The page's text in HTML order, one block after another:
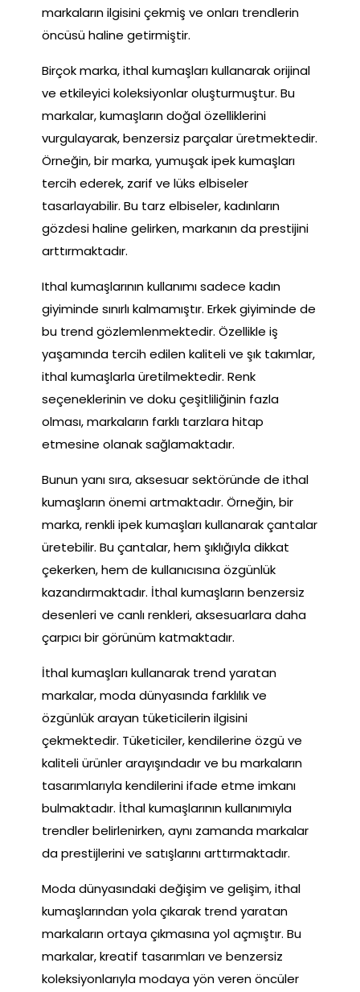
markaların ilgisini çekmiş ve onları trendlerin
öncüsü haline getirmiştir.
Birçok marka, ithal kumaşları kullanarak orijinal
ve etkileyici koleksiyonlar oluşturmuştur. Bu
markalar, kumaşların doğal özelliklerini
vurgulayarak, benzersiz parçalar üretmektedir.
Örneğin, bir marka, yumuşak ipek kumaşları
tercih ederek, zarif ve lüks elbiseler
tasarlayabilir. Bu tarz elbiseler, kadınların
gözdesi haline gelirken, markanın da prestijini
arttırmaktadır.
Ithal kumaşlarının kullanımı sadece kadın
giyiminde sınırlı kalmamıştır. Erkek giyiminde de
bu trend gözlemlenmektedir. Özellikle iş
yaşamında tercih edilen kaliteli ve şık takımlar,
ithal kumaşlarla üretilmektedir. Renk
seçeneklerinin ve doku çeşitliliğinin fazla
olması, markaların farklı tarzlara hitap
etmesine olanak sağlamaktadır.
Bunun yanı sıra, aksesuar sektöründe de ithal
kumaşların önemi artmaktadır. Örneğin, bir
marka, renkli ipek kumaşları kullanarak çantalar
üretebilir. Bu çantalar, hem şıklığıyla dikkat
çekerken, hem de kullanıcısına özgünlük
kazandırmaktadır. İthal kumaşların benzersiz
desenleri ve canlı renkleri, aksesuarlara daha
çarpıcı bir görünüm katmaktadır.
İthal kumaşları kullanarak trend yaratan
markalar, moda dünyasında farklılık ve
özgünlük arayan tüketicilerin ilgisini
çekmektedir. Tüketiciler, kendilerine özgü ve
kaliteli ürünler arayışındadır ve bu markaların
tasarımlarıyla kendilerini ifade etme imkanı
bulmaktadır. İthal kumaşlarının kullanımıyla
trendler belirlenirken, aynı zamanda markalar
da prestijlerini ve satışlarını arttırmaktadır.
Moda dünyasındaki değişim ve gelişim, ithal
kumaşlarından yola çıkarak trend yaratan
markaların ortaya çıkmasına yol açmıştır. Bu
markalar, kreatif tasarımları ve benzersiz
koleksiyonlarıyla modaya yön veren öncüler